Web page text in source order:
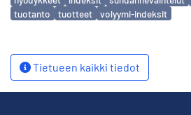
tuotanto
tuotteet volyymi-indeksit
Tietueen kaikki tiedot